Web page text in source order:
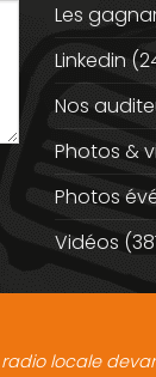
Les
Linkedin
Nos
Photos &
Photos
Vidéos
radio locale